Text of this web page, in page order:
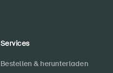
Services
Bestellen & herunterladen